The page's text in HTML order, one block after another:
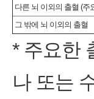
다른 뇌 이외의 출혈 (주
그 밖에 뇌 이외의 출혈
* 주요한
나 또는